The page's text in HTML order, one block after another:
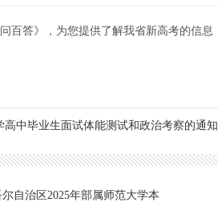
百答》，为您提供了解我省新高考的信息
中毕业生面试体能测试和政治考察的通知
自治区2025年部属师范大学本